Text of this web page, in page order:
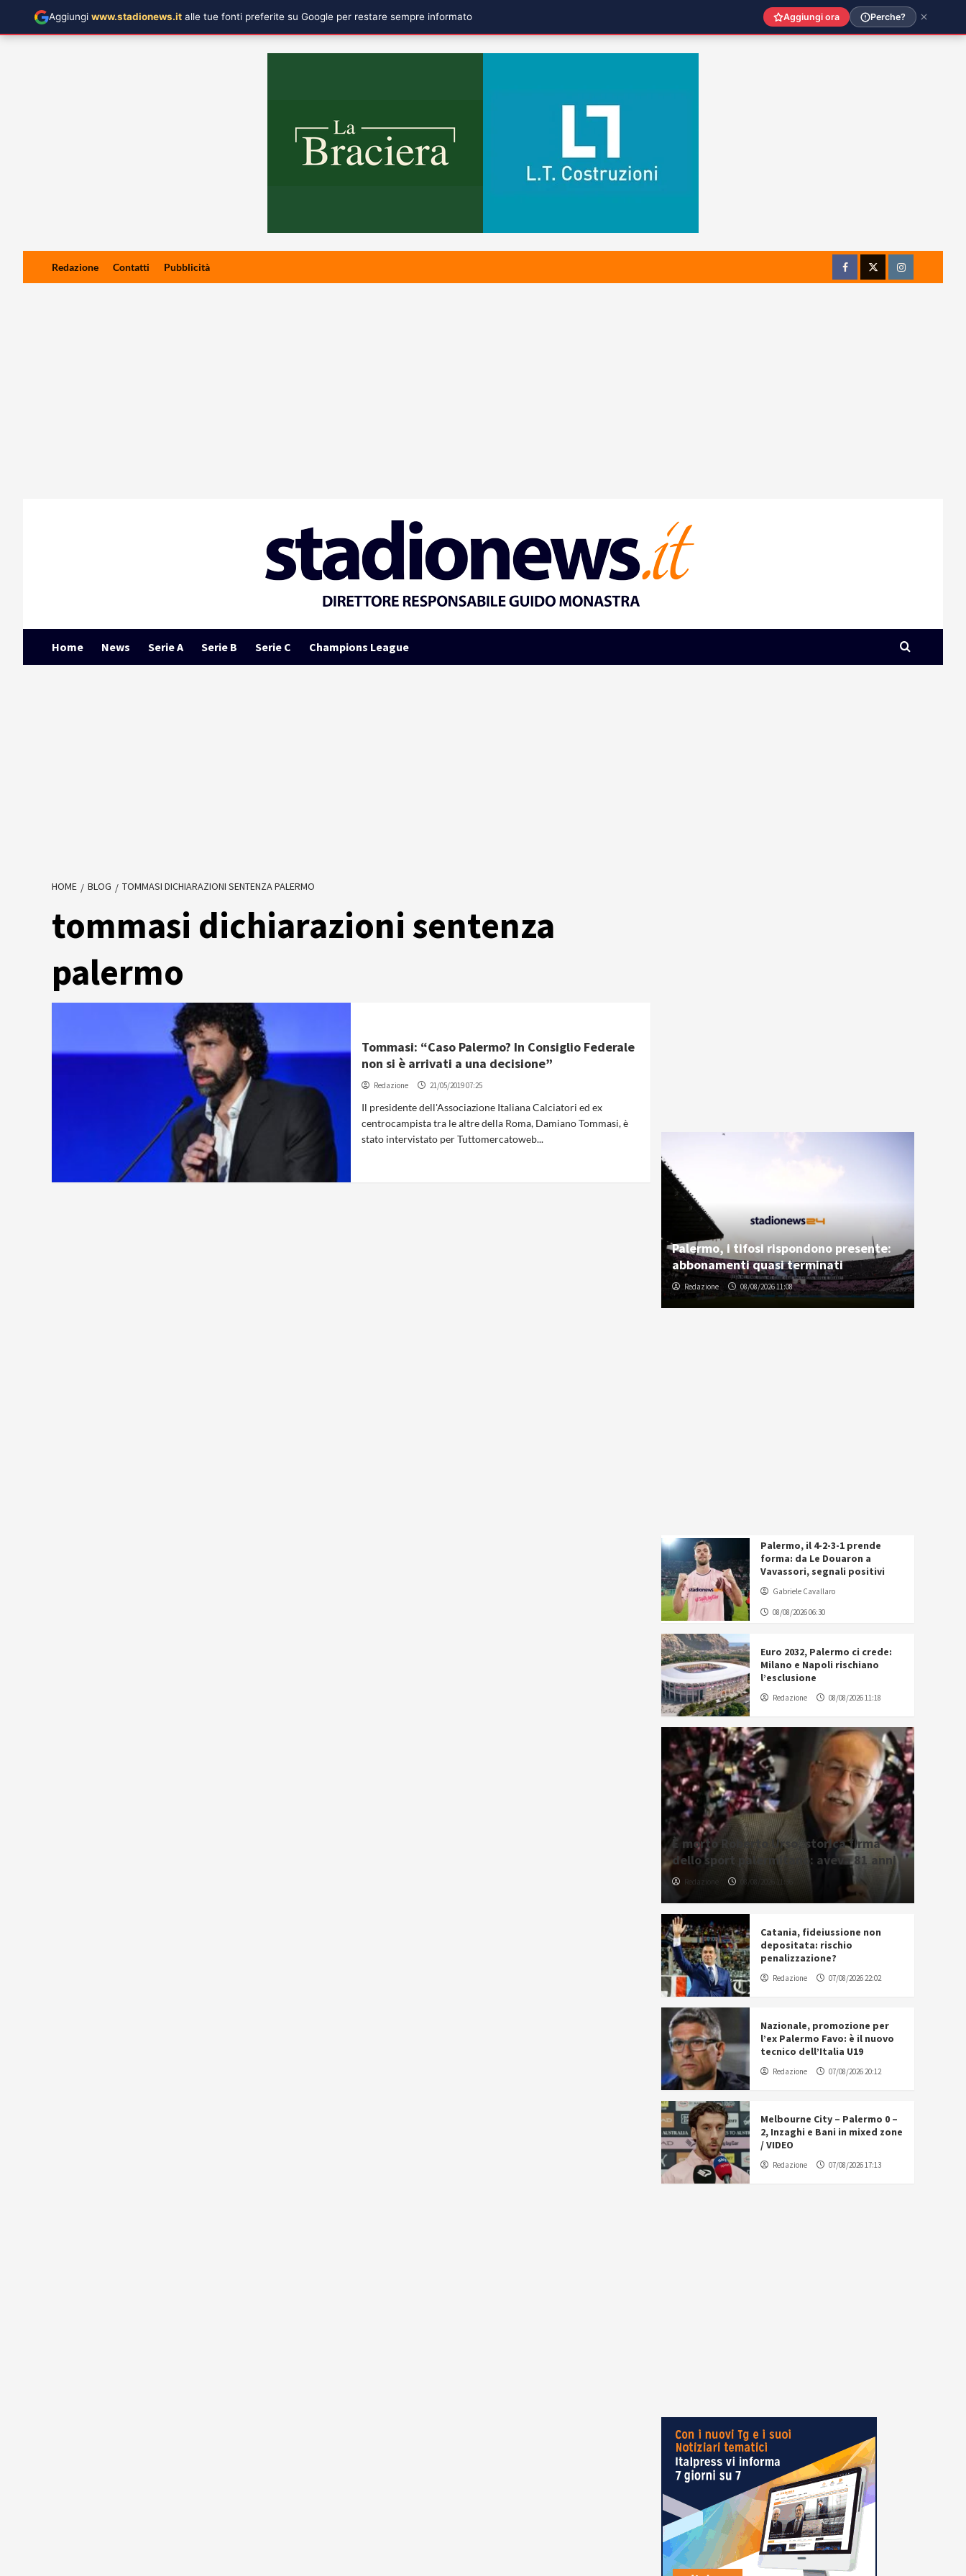
Redazione Contatti Pubblicità
FacebookTwitterInstagram
Home News Serie A Serie B Serie C Champions League
HOME BLOG TOMMASI DICHIARAZIONI SENTENZA PALERMO
tommasi dichiarazioni sentenza
palermo
Tommasi: “Caso Palermo? In Consiglio Federale
non si è arrivati a una decisione”
Redazione 21/05/2019 07:25
Il presidente dell'Associazione Italiana Calciatori ed ex
centrocampista tra le altre della Roma, Damiano Tommasi, è
stato intervistato per Tuttomercatoweb...
Palermo, i tifosi rispondono presente:
abbonamenti quasi terminati
Redazione 08/08/2026 11:08
Palermo, il 4-2-3-1 prende
forma: da Le Douaron a
Vavassori, segnali positivi
Gabriele Cavallaro
08/08/2026 06:30
Euro 2032, Palermo ci crede:
Milano e Napoli rischiano
l’esclusione
Redazione 08/08/2026 11:18
È morto Roberto Urso, storica firma
dello sport palermitano: aveva 81 anni
Redazione 08/08/2026 11:36
Catania, fideiussione non
depositata: rischio
penalizzazione?
Redazione 07/08/2026 22:02
Nazionale, promozione per
l’ex Palermo Favo: è il nuovo
tecnico dell’Italia U19
Redazione 07/08/2026 20:12
Melbourne City – Palermo 0 –
2, Inzaghi e Bani in mixed zone
/ VIDEO
Redazione 07/08/2026 17:13
Aggiungi www.stadionews.it alle tue fonti preferite su Google per restare sempre informato Aggiungi ora Perche?